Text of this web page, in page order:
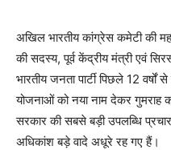
अखिल भारतीय कांग्रेस कमेटी की
की सदस्य, पूर्व केंद्रीय मंत्री एवं
भारतीय जनता पार्टी पिछले 12
योजनाओं को नया नाम देकर गुमराह
सरकार की सबसे बड़ी उपलब्धि
अधिकांश बड़े वादे अधूरे रह गए हैं।